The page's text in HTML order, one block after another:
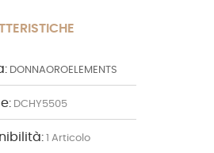
DONNAOROELEMENTS
DCHY5505
1 Articolo